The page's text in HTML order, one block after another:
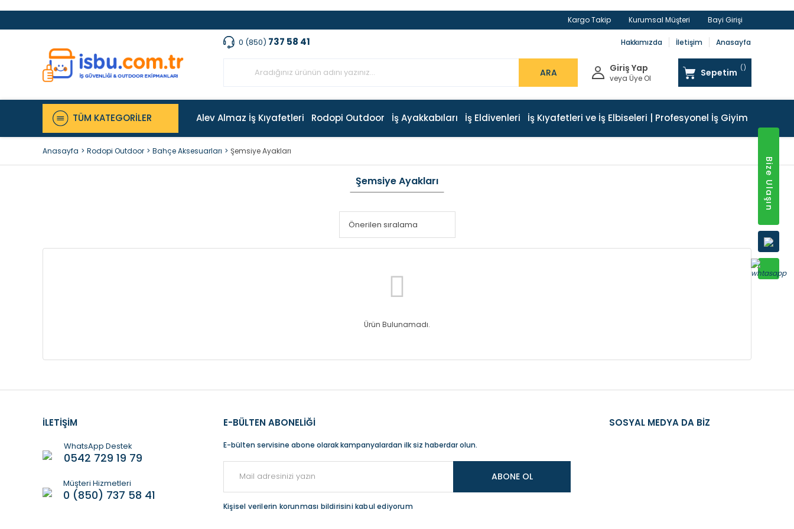
Kargo Takip Kurumsal Müşteri Bayi Girişi
0 (850) 737 58 41 Hakkımızda İletişim Anasayfa
ARA Giriş Yap
veya Üye Ol Sepetim
TÜM KATEGORİLER Alev Almaz İş Kıyafetleri Rodopi Outdoor İş Ayakkabıları İş Eldivenleri İş Kıyafetleri ve İş Elbiseleri | Profesyonel İş Giyim
Anasayfa Rodopi Outdoor Bahçe Aksesuarları Şemsiye Ayakları
Şemsiye Ayakları
Ürün Bulunamadı.
İLETİŞİM
WhatsApp Destek
0542 729 19 79
Müşteri Hizmetleri
0 (850) 737 58 41
E-BÜLTEN ABONELİĞİ
E-bülten servisine abone olarak kampanyalardan ilk siz haberdar olun.
ABONE OL
Kişisel verilerin korunması bildirisini kabul ediyorum
SOSYAL MEDYA DA BİZ
Bize Ulaşın